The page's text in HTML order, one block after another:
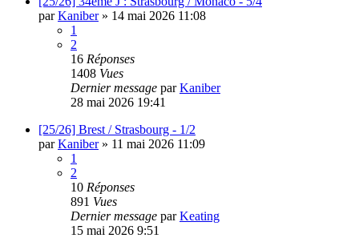
parKaniber» 14 mai 2026 11:08
1
2
16 Réponses
1408 Vues
Dernier message parKaniber
28 mai 2026 19:41
[25/26] Brest / Strasbourg - 1/2
parKaniber» 11 mai 2026 11:09
1
2
10 Réponses
891 Vues
Dernier message parKeating
15 mai 2026 9:51